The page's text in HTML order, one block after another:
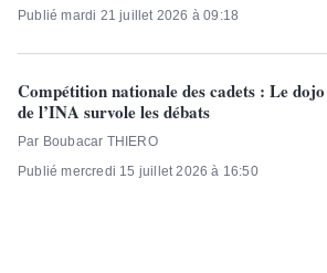
Publié mardi 21 juillet 2026 à 09:18
Compétition nationale des cadets : Le dojo
de l’INA survole les débats
Par Boubacar THIERO
Publié mercredi 15 juillet 2026 à 16:50